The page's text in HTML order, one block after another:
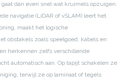
dan even snel wat kruimels opzuigen.
navigatie (LiDAR of vSLAM) leert het
maakt het logische
obstakels zoals speelgoed, kabels en
herkennen zelfs verschillende
automatisch aan. Op tapijt schakelen ze
terwijl ze op laminaat of tegels